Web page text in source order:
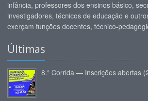
infância, professores dos ensinos básico,
investigadores, técnicos de educação e
exerçam funções docentes, técnico-
Últimas
8.ª Corrida — Inscrições abertas